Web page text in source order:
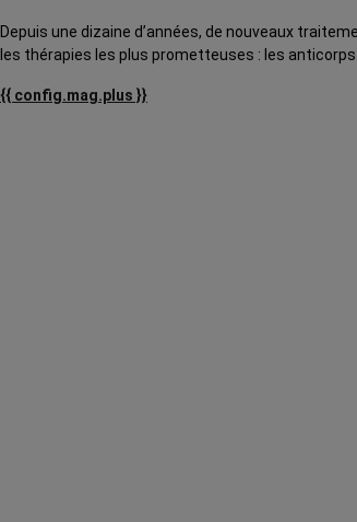
Depuis une dizaine d’années, de nouveaux
les thérapies les plus prometteuses : les anticorps
{{ config.mag.plus }}